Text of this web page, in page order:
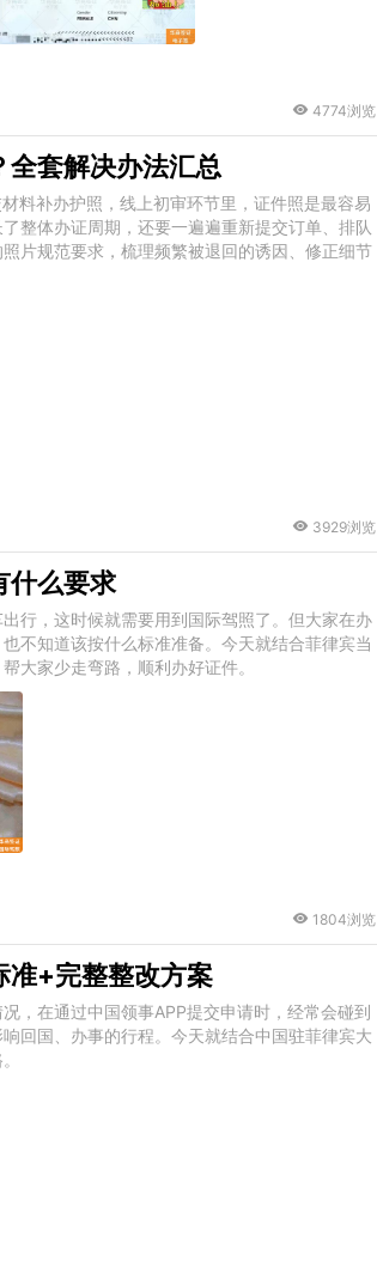
4774浏览
全套解决办法汇总
料补办护照，线上初审环节里，证件照是最容易
整体办证周期，还要一遍遍重新提交订单、排队
片规范要求，梳理频繁被退回的诱因、修正细节
3929浏览
什么要求
行，这时候就需要用到国际驾照了。但大家在办
不知道该按什么标准准备。今天就结合菲律宾当
大家少走弯路，顺利办好证件。
1804浏览
准+完整整改方案
，在通过中国领事APP提交申请时，经常会碰到
回国、办事的行程。今天就结合中国驻菲律宾大